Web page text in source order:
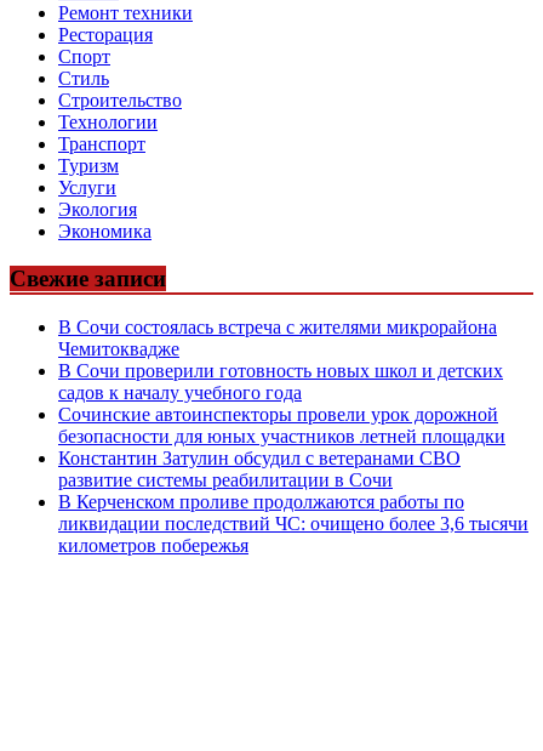
Ремонт техники
Ресторация
Спорт
Стиль
Строительство
Технологии
Транспорт
Туризм
Услуги
Экология
Экономика
Свежие записи
В Сочи состоялась встреча с жителями микрорайона
Чемитоквадже
В Сочи проверили готовность новых школ и детских
садов к началу учебного года
Сочинские автоинспекторы провели урок дорожной
безопасности для юных участников летней площадки
Константин Затулин обсудил с ветеранами СВО
развитие системы реабилитации в Сочи
В Керченском проливе продолжаются работы по
ликвидации последствий ЧС: очищено более 3,6 тысячи
километров побережья